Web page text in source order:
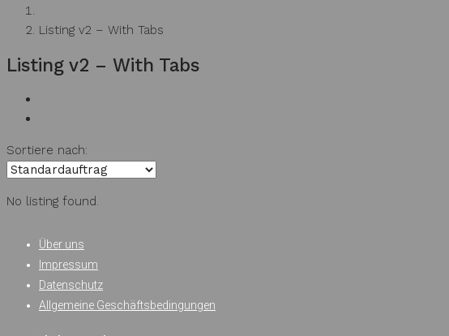
Listing v2 – With Tabs
Listing v2 – With Tabs
Sortiere nach:
No listing found.
Über uns
Impressum
Datenschutz
Allgemeine Geschäftsbedingungen